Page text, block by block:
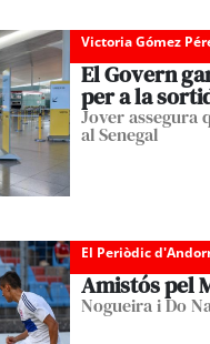
Victoria Gómez
El Govern
per a la
Jover assegura
al Senegal
El Periòdic
Amistós pel
Nogueira i Do